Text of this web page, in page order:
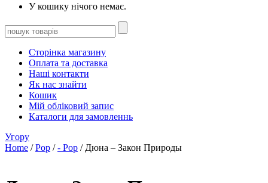
У кошику нічого немає.
Сторінка магазину
Оплата та доставка
Наші контакти
Як нас знайти
Кошик
Мій обліковий запис
Каталоги для замовленнь
Угору
Home /Pop /- Pop / Дюна – Закон Природы